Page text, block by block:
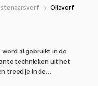
Olieverf
al gebruikt in de
technieken uit het
treed je in de